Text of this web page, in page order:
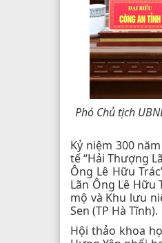
Phó Chủ tịch
Kỷ niệm 300
tế “Hải Thượng
Ông Lê Hữu
Lãn Ông Lê
mộ và Khu lưu
Sen (TP Hà Tĩnh).
Hội thảo khoa